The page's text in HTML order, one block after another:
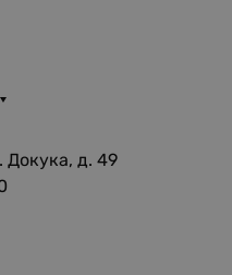
Докука, д. 49